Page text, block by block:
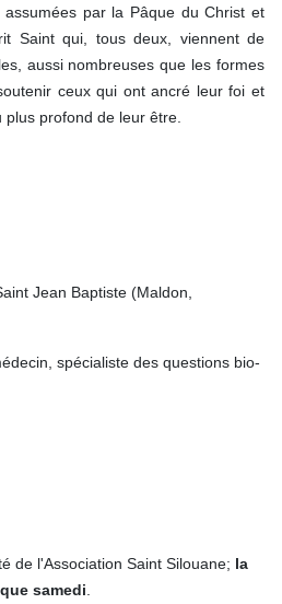
par la Pâque du Christ et
Saint qui, tous deux, viennent de
aussi nombreuses que les formes
ceux qui ont ancré leur foi et
profond de leur être.
Jean Baptiste (Maldon,
spécialiste des questions bio-
de l'Association Saint Silouane; la
samedi